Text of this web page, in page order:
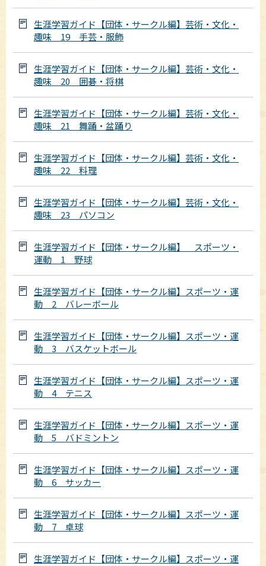
生涯学習ガイド【団体・サークル編】芸術・文化・
趣味 19 手芸・服飾
生涯学習ガイド【団体・サークル編】芸術・文化・
趣味 20 囲碁・将棋
生涯学習ガイド【団体・サークル編】芸術・文化・
趣味 21 舞踊・盆踊り
生涯学習ガイド【団体・サークル編】芸術・文化・
趣味 22 料理
生涯学習ガイド【団体・サークル編】芸術・文化・
趣味 23 パソコン
生涯学習ガイド【団体・サークル編】 スポーツ・
運動 1 野球
生涯学習ガイド【団体・サークル編】スポーツ・運
動 2 バレーボール
生涯学習ガイド【団体・サークル編】スポーツ・運
動 3 バスケットボール
生涯学習ガイド【団体・サークル編】スポーツ・運
動 4 テニス
生涯学習ガイド【団体・サークル編】スポーツ・運
動 5 バドミントン
生涯学習ガイド【団体・サークル編】スポーツ・運
動 6 サッカー
生涯学習ガイド【団体・サークル編】スポーツ・運
動 7 卓球
生涯学習ガイド【団体・サークル編】スポーツ・運